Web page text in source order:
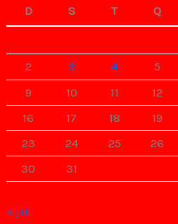
D S T Q
2
3 4 5
9
10 11 12
16
17 18 19
23
24 25 26
30
31
« jul